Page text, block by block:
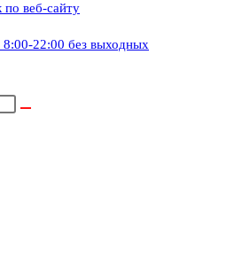
веб-сайту
8:00-22:00 без выходных